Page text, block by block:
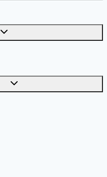
Toggle
submenu
Toggle